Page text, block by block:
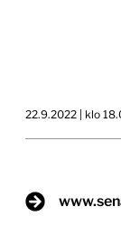
22.9.2022 | klo